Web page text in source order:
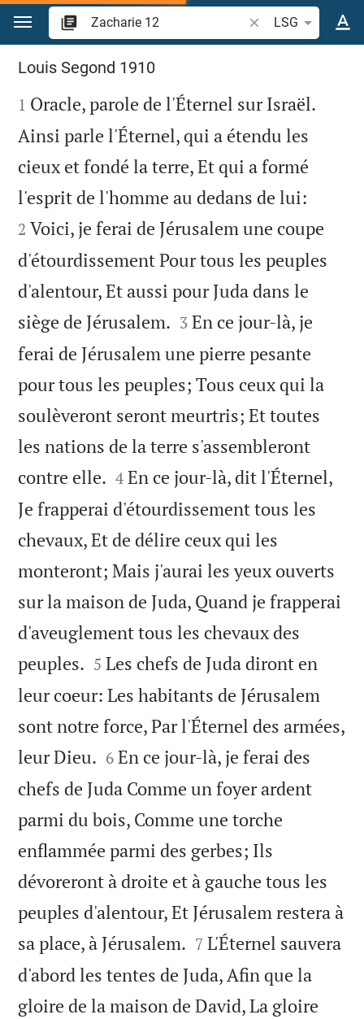
Aller vers contenu
Recherche d'un
LSG
Zacharie 12
Louis Segond 1910

1 Oracle, parole de l'Éternel sur Israël.
Ainsi parle l'Éternel, qui a étendu les
cieux et fondé la terre, Et qui a formé
l'esprit de l'homme au dedans de lui:
2 Voici, je ferai de Jérusalem une coupe
d'étourdissement Pour tous les peuples
d'alentour, Et aussi pour Juda dans le
siège de Jérusalem. 

3 En ce jour-là, je
ferai de Jérusalem une pierre pesante
pour tous les peuples; Tous ceux qui la
soulèveront seront meurtris; Et toutes
les nations de la terre s'assembleront
contre elle. 

4 En ce jour-là, dit l'Éternel,
Je frapperai d'étourdissement tous les
chevaux, Et de délire ceux qui les
monteront; Mais j'aurai les yeux ouverts
sur la maison de Juda, Quand je frapperai
d'aveuglement tous les chevaux des
peuples. 

5 Les chefs de Juda diront en
leur coeur: Les habitants de Jérusalem
sont notre force, Par l'Éternel des armées,
leur Dieu. 

6 En ce jour-là, je ferai des
chefs de Juda Comme un foyer ardent
parmi du bois, Comme une torche
enflammée parmi des gerbes; Ils
dévoreront à droite et à gauche tous les
peuples d'alentour, Et Jérusalem restera à
sa place, à Jérusalem. 

7 L'Éternel sauvera
d'abord les tentes de Juda, Afin que la
gloire de la maison de David, La gloire